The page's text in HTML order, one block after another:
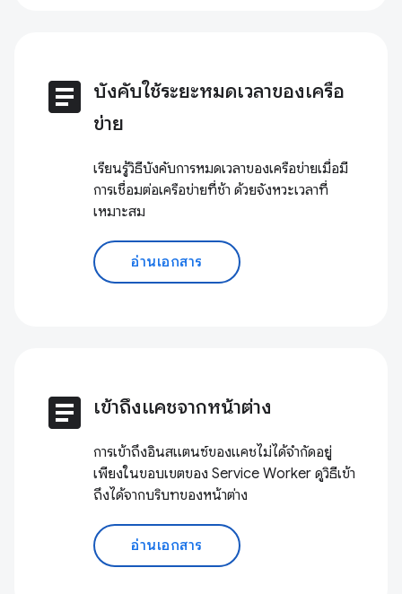
article บังคับใช้ระยะหมดเวลาของเครือ
ข่าย
เรียนรู้วิธีบังคับการหมดเวลาของเครือข่ายเมื่อมี
การเชื่อมต่อเครือข่ายที่ช้า ด้วยจังหวะเวลาที่
เหมาะสม
อ่านเอกสาร
article เข้าถึงแคชจากหน้าต่าง
การเข้าถึงอินสแตนซ์ของแคชไม่ได้จำกัดอยู่
เพียงในขอบเขตของ Service Worker ดูวิธีเข้า
ถึงได้จากบริบทของหน้าต่าง
อ่านเอกสาร